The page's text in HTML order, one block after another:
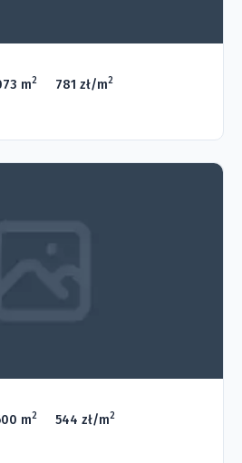
m2 781 zł/m2
m2 544 zł/m2